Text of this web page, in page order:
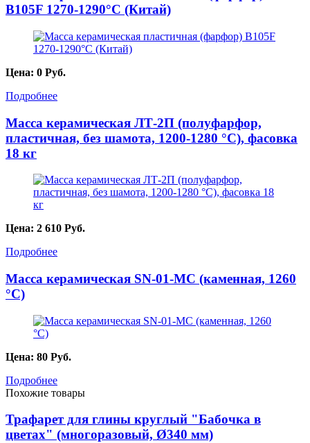
B105F 1270-1290°С (Китай)
Цена: 0 Руб.
Подробнее
Масса керамическая ЛТ-2П (полуфарфор,
пластичная, без шамота, 1200-1280 °С), фасовка
18 кг
Цена: 2 610 Руб.
Подробнее
Масса керамическая SN-01-МС (каменная, 1260
°C)
Цена: 80 Руб.
Подробнее
Похожие товары
Трафарет для глины круглый "Бабочка в
цветах" (многоразовый, Ø340 мм)